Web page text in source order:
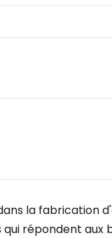
la fabrication
répondent